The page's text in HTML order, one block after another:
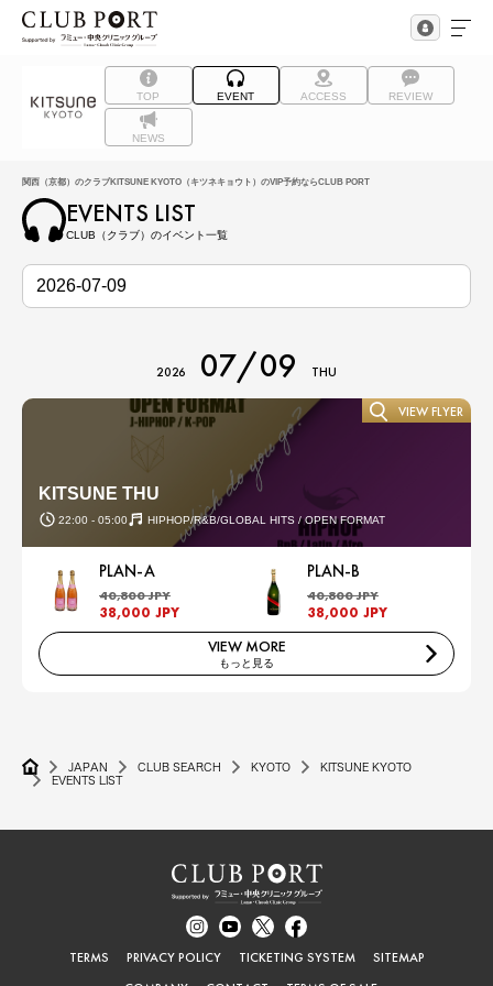
TOP EVENT ACCESS REVIEW
NEWS
関西（京都）のクラブKITSUNE KYOTO（キツネキョウト）のVIP予約ならCLUB PORT
EVENTS LIST
CLUB（クラブ）のイベント一覧
2026 07/09 THU
KITSUNE THU
22:00 - 05:00 HIPHOP/R&B/GLOBAL HITS / OPEN FORMAT
VIEW FLYER
PLAN-A
40,800 JPY
38,000 JPY
PLAN-B
40,800 JPY
38,000 JPY
VIEW MORE
もっと見る
JAPAN CLUB SEARCH KYOTO
KITSUNE KYOTO
EVENTS LIST
TERMS PRIVACY POLICY TICKETING SYSTEM
SITEMAP